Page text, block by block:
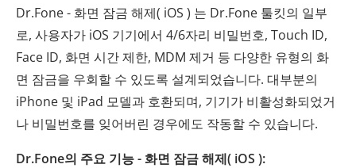
Dr.Fone - 화면 잠금 해제( iOS ) 는 Dr.Fone 툴킷의 일부
로, 사용자가 iOS 기기에서 4/6자리 비밀번호, Touch ID,
Face ID, 화면 시간 제한, MDM 제거 등 다양한 유형의 화
면 잠금을 우회할 수 있도록 설계되었습니다. 대부분의
iPhone 및 iPad 모델과 호환되며, 기기가 비활성화되었거
나 비밀번호를 잊어버린 경우에도 작동할 수 있습니다.
Dr.Fone의 주요 기능 - 화면 잠금 해제( iOS ):